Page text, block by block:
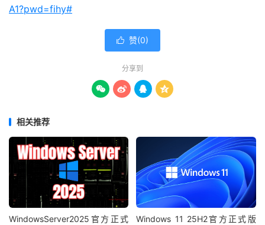
A1?pwd=fihy#
 赞(0)
分享到
   
相关推荐
WindowsServer2025官方正式
Windows 11 25H2官方正式版